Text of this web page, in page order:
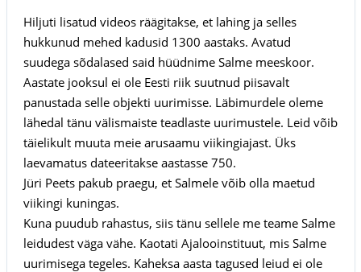
Hiljuti lisatud videos räägitakse, et lahing ja selles
hukkunud mehed kadusid 1300 aastaks. Avatud
suudega sõdalased said hüüdnime Salme meeskoor.
Aastate jooksul ei ole Eesti riik suutnud piisavalt
panustada selle objekti uurimisse. Läbimurdele oleme
lähedal tänu välismaiste teadlaste uurimustele. Leid võib
täielikult muuta meie arusaamu viikingiajast. Üks
laevamatus dateeritakse aastasse 750.
Jüri Peets pakub praegu, et Salmele võib olla maetud
viikingi kuningas.
Kuna puudub rahastus, siis tänu sellele me teame Salme
leidudest väga vähe. Kaotati Ajalooinstituut, mis Salme
uurimisega tegeles. Kaheksa aasta tagused leiud ei ole